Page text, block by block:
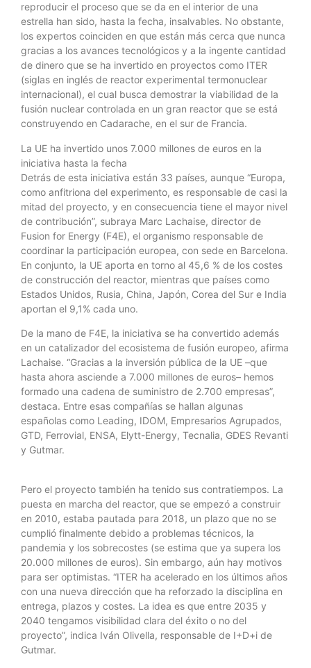
reproducir el proceso que se da en el interior de una
estrella han sido, hasta la fecha, insalvables. No obstante,
los expertos coinciden en que están más cerca que nunca
gracias a los avances tecnológicos y a la ingente cantidad
de dinero que se ha invertido en proyectos como ITER
(siglas en inglés de reactor experimental termonuclear
internacional), el cual busca demostrar la viabilidad de la
fusión nuclear controlada en un gran reactor que se está
construyendo en Cadarache, en el sur de Francia.
La UE ha invertido unos 7.000 millones de euros en la
iniciativa hasta la fecha
Detrás de esta iniciativa están 33 países, aunque “Europa,
como anfitriona del experimento, es responsable de casi la
mitad del proyecto, y en consecuencia tiene el mayor nivel
de contribución”, subraya Marc Lachaise, director de
Fusion for Energy (F4E), el organismo responsable de
coordinar la participación europea, con sede en Barcelona.
En conjunto, la UE aporta en torno al 45,6 % de los costes
de construcción del reactor, mientras que países como
Estados Unidos, Rusia, China, Japón, Corea del Sur e India
aportan el 9,1% cada uno.
De la mano de F4E, la iniciativa se ha convertido además
en un catalizador del ecosistema de fusión europeo, afirma
Lachaise. “Gracias a la inversión pública de la UE –que
hasta ahora asciende a 7.000 millones de euros– hemos
formado una cadena de suministro de 2.700 empresas”,
destaca. Entre esas compañías se hallan algunas
españolas como Leading, IDOM, Empresarios Agrupados,
GTD, Ferrovial, ENSA, Elytt-Energy, Tecnalia, GDES Revanti
y Gutmar.
Pero el proyecto también ha tenido sus contratiempos. La
puesta en marcha del reactor, que se empezó a construir
en 2010, estaba pautada para 2018, un plazo que no se
cumplió finalmente debido a problemas técnicos, la
pandemia y los sobrecostes (se estima que ya supera los
20.000 millones de euros). Sin embargo, aún hay motivos
para ser optimistas. “ITER ha acelerado en los últimos años
con una nueva dirección que ha reforzado la disciplina en
entrega, plazos y costes. La idea es que entre 2035 y
2040 tengamos visibilidad clara del éxito o no del
proyecto”, indica Iván Olivella, responsable de I+D+i de
Gutmar.